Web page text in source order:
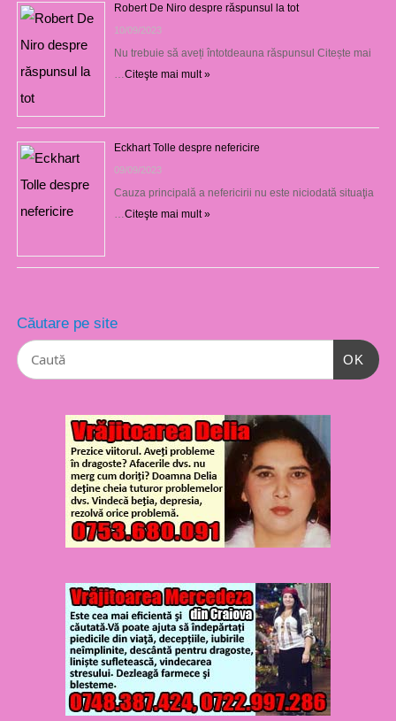
Robert De Niro despre răspunsul la tot
10/09/2023
Nu trebuie să aveți întotdeauna răspunsul Citește mai
Citeşte mai mult »
Eckhart Tolle despre nefericire
09/09/2023
Cauza principală a nefericirii nu este niciodată situaţia
Citeşte mai mult »
Căutare pe site
OK